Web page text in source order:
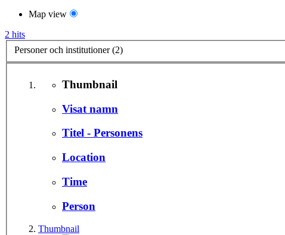
Map view
2 hits
Personer och institutioner (2)
Thumbnail
Visat namn
Titel - Personens
Location
Time
Person
Thumbnail